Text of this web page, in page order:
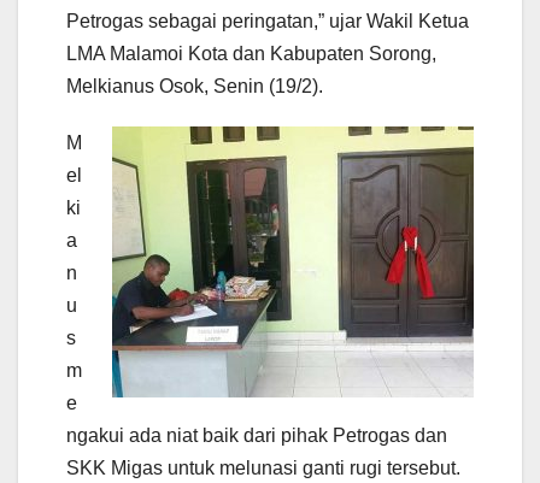
Petrogas sebagai peringatan,” ujar Wakil Ketua
LMA Malamoi Kota dan Kabupaten Sorong,
Melkianus Osok, Senin (19/2).
M
el
ki
a
n
u
s
m
e
ngakui ada niat baik dari pihak Petrogas dan
SKK Migas untuk melunasi ganti rugi tersebut.